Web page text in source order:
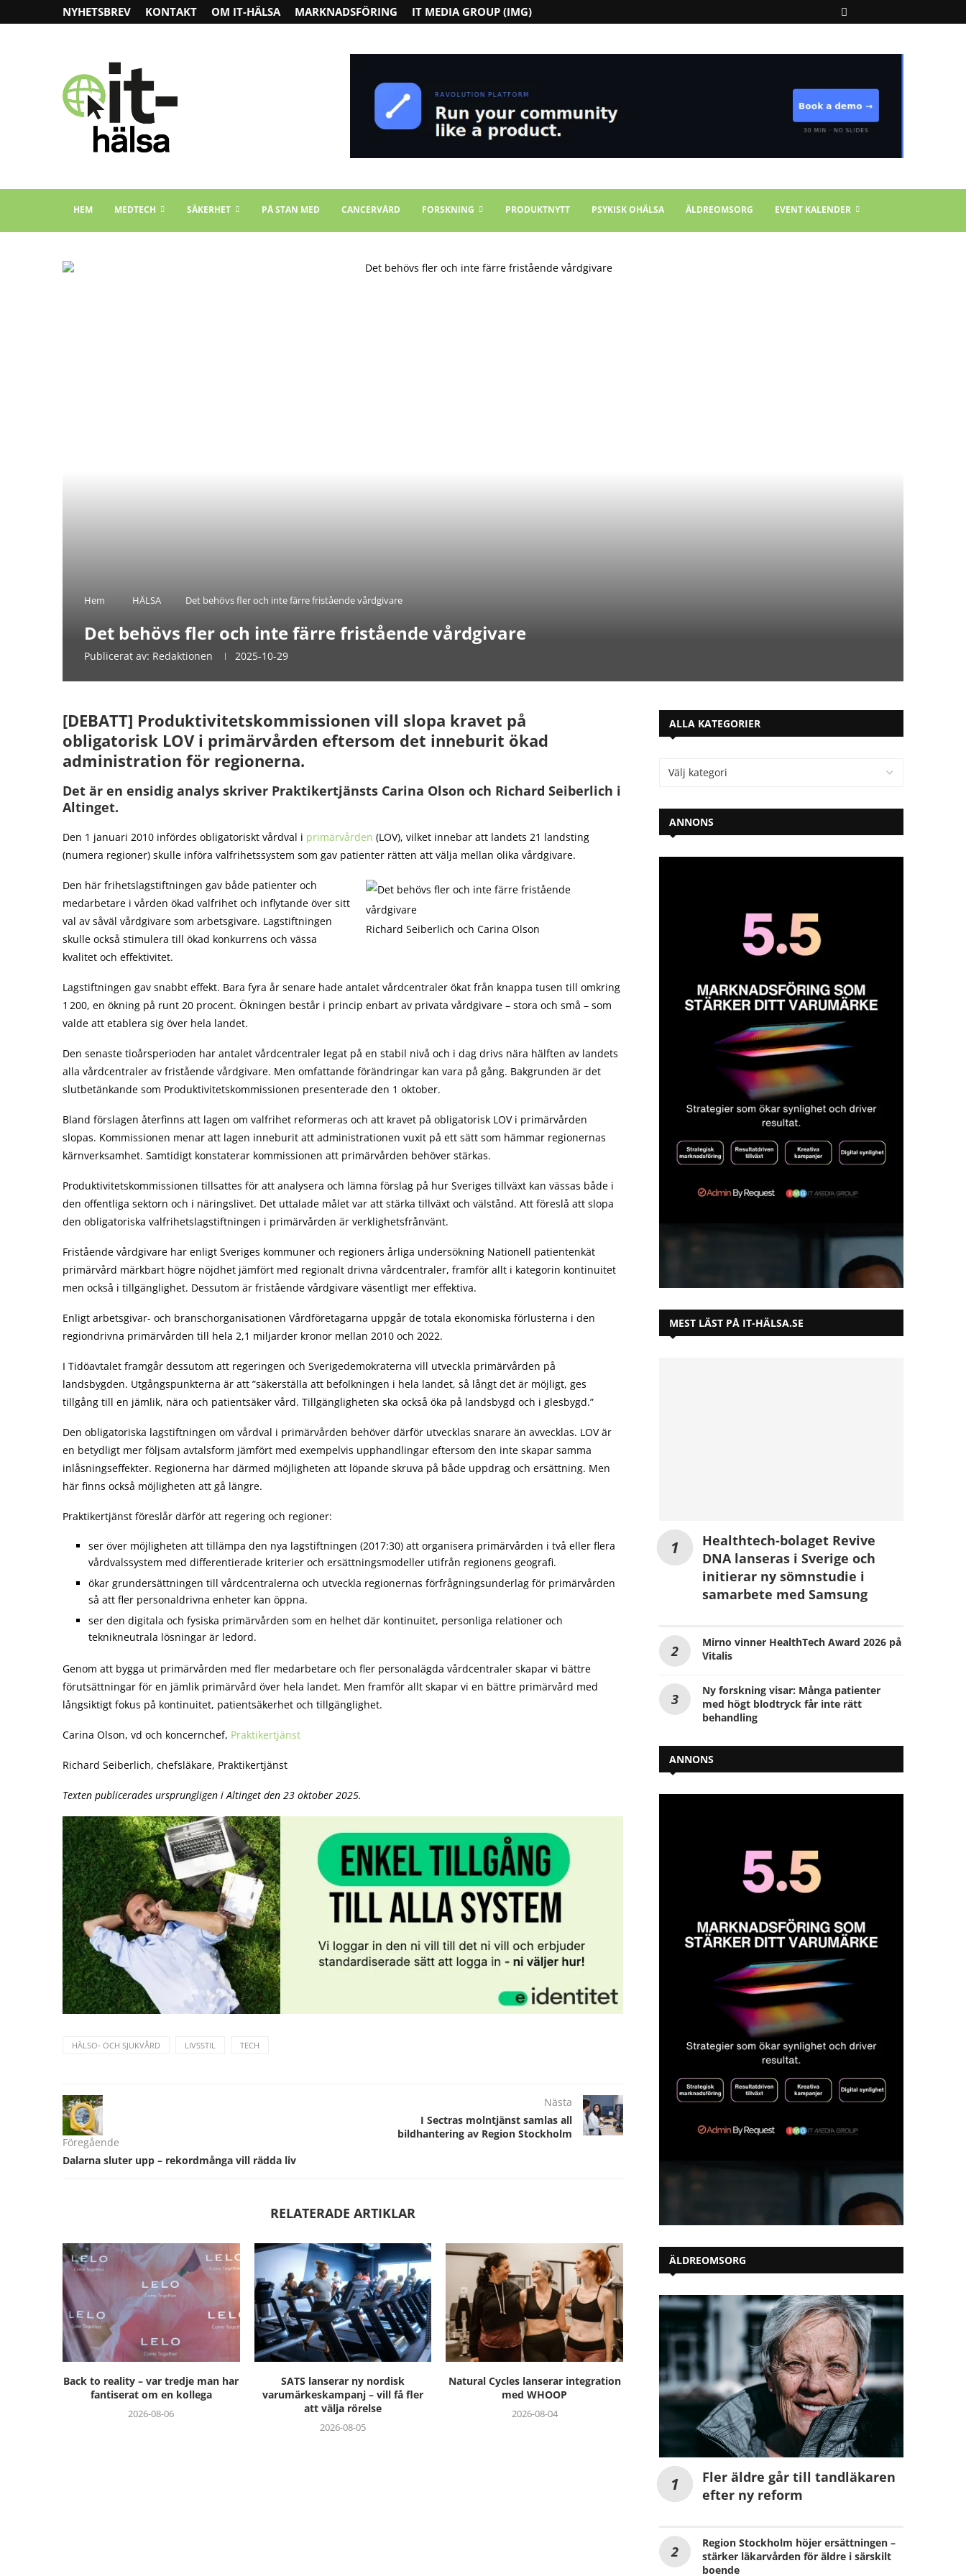
NYHETSBREV KONTAKT OM IT-HÄLSA MARKNADSFÖRING IT MEDIA GROUP (IMG)
HEM MEDTECH SÄKERHET PÅ STAN MED CANCERVÅRD FORSKNING PRODUKTNYTT PSYKISK OHÄLSA ÄLDREOMSORG EVENT KALENDER
Hem HÄLSA Det behövs fler och inte färre fristående vårdgivare
Det behövs fler och inte färre fristående vårdgivare
Publicerat av: Redaktionen 2025-10-29
[DEBATT] Produktivitetskommissionen vill slopa kravet på
obligatorisk LOV i primärvården eftersom det inneburit ökad
administration för regionerna.
Det är en ensidig analys skriver Praktikertjänsts Carina Olson och Richard Seiberlich i
Altinget.
Den 1 januari 2010 infördes obligatoriskt vårdval i primärvården (LOV), vilket innebar att landets 21 landsting
(numera regioner) skulle införa valfrihetssystem som gav patienter rätten att välja mellan olika vårdgivare.
Richard Seiberlich och Carina Olson
Den här frihetslagstiftningen gav både patienter och
medarbetare i vården ökad valfrihet och inflytande över sitt
val av såväl vårdgivare som arbetsgivare. Lagstiftningen
skulle också stimulera till ökad konkurrens och vässa
kvalitet och effektivitet.
Lagstiftningen gav snabbt effekt. Bara fyra år senare hade antalet vårdcentraler ökat från knappa tusen till omkring
1 200, en ökning på runt 20 procent. Ökningen består i princip enbart av privata vårdgivare – stora och små – som
valde att etablera sig över hela landet.
Den senaste tioårsperioden har antalet vårdcentraler legat på en stabil nivå och i dag drivs nära hälften av landets
alla vårdcentraler av fristående vårdgivare. Men omfattande förändringar kan vara på gång. Bakgrunden är det
slutbetänkande som Produktivitetskommissionen presenterade den 1 oktober.
Bland förslagen återfinns att lagen om valfrihet reformeras och att kravet på obligatorisk LOV i primärvården
slopas. Kommissionen menar att lagen inneburit att administrationen vuxit på ett sätt som hämmar regionernas
kärnverksamhet. Samtidigt konstaterar kommissionen att primärvården behöver stärkas.
Produktivitetskommissionen tillsattes för att analysera och lämna förslag på hur Sveriges tillväxt kan vässas både i
den offentliga sektorn och i näringslivet. Det uttalade målet var att stärka tillväxt och välstånd. Att föreslå att slopa
den obligatoriska valfrihetslagstiftningen i primärvården är verklighetsfrånvänt.
Fristående vårdgivare har enligt Sveriges kommuner och regioners årliga undersökning Nationell patientenkät
primärvård märkbart högre nöjdhet jämfört med regionalt drivna vårdcentraler, framför allt i kategorin kontinuitet
men också i tillgänglighet. Dessutom är fristående vårdgivare väsentligt mer effektiva.
Enligt arbetsgivar- och branschorganisationen Vårdföretagarna uppgår de totala ekonomiska förlusterna i den
regiondrivna primärvården till hela 2,1 miljarder kronor mellan 2010 och 2022.
I Tidöavtalet framgår dessutom att regeringen och Sverigedemokraterna vill utveckla primärvården på
landsbygden. Utgångspunkterna är att ”säkerställa att befolkningen i hela landet, så långt det är möjligt, ges
tillgång till en jämlik, nära och patientsäker vård. Tillgängligheten ska också öka på landsbygd och i glesbygd.”
Den obligatoriska lagstiftningen om vårdval i primärvården behöver därför utvecklas snarare än avvecklas. LOV är
en betydligt mer följsam avtalsform jämfört med exempelvis upphandlingar eftersom den inte skapar samma
inlåsningseffekter. Regionerna har därmed möjligheten att löpande skruva på både uppdrag och ersättning. Men
här finns också möjligheten att gå längre.
Praktikertjänst föreslår därför att regering och regioner:
ser över möjligheten att tillämpa den nya lagstiftningen (2017:30) att organisera primärvården i två eller flera
vårdvalssystem med differentierade kriterier och ersättningsmodeller utifrån regionens geografi.
ökar grundersättningen till vårdcentralerna och utveckla regionernas förfrågningsunderlag för primärvården
så att fler personaldrivna enheter kan öppna.
ser den digitala och fysiska primärvården som en helhet där kontinuitet, personliga relationer och
teknikneutrala lösningar är ledord.
Genom att bygga ut primärvården med fler medarbetare och fler personalägda vårdcentraler skapar vi bättre
förutsättningar för en jämlik primärvård över hela landet. Men framför allt skapar vi en bättre primärvård med
långsiktigt fokus på kontinuitet, patientsäkerhet och tillgänglighet.
Carina Olson, vd och koncernchef, Praktikertjänst
Richard Seiberlich, chefsläkare, Praktikertjänst
Texten publicerades ursprungligen i Altinget den 23 oktober 2025.
HÄLSO- OCH SJUKVÅRD LIVSSTIL TECH
Föregående
Dalarna sluter upp – rekordmånga vill rädda liv
Nästa
I Sectras molntjänst samlas all
bildhantering av Region Stockholm
RELATERADE ARTIKLAR
Back to reality – var tredje man har
fantiserat om en kollega
2026-08-06
SATS lanserar ny nordisk
varumärkeskampanj – vill få fler
att välja rörelse
2026-08-05
Natural Cycles lanserar integration
med WHOOP
2026-08-04
ALLA KATEGORIER
ANNONS
MEST LÄST PÅ IT-HÄLSA.SE
Healthtech-bolaget Revive
DNA lanseras i Sverige och
initierar ny sömnstudie i
samarbete med Samsung
Mirno vinner HealthTech Award 2026 på
Vitalis
Ny forskning visar: Många patienter
med högt blodtryck får inte rätt
behandling
ANNONS
ÄLDREOMSORG
Fler äldre går till tandläkaren
efter ny reform
Region Stockholm höjer ersättningen –
stärker läkarvården för äldre i särskilt
boende